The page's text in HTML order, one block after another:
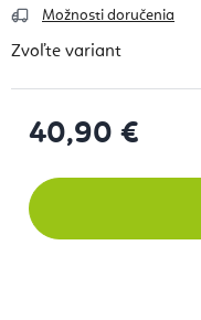
Možnosti doručenia
Zvoľte variant
40,90 €